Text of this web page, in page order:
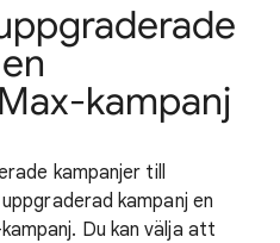
kampanj
kampanjer till
kampanj en
Du kan välja att